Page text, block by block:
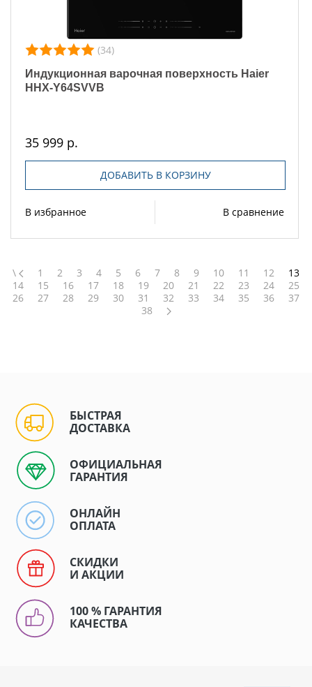
(34)
Индукционная варочная поверхность Haier
HHX-Y64SVVB
35 999 р.
ДОБАВИТЬ В КОРЗИНУ
В избранное В сравнение
\ 1 2 3 4 5 6 7 8 9 10 11 12
13
14
15 16 17 18 19 20 21 22 23 24
25
26
27 28 29 30 31 32 33 34 35 36
37
38
БЫСТРАЯ
ДОСТАВКА
ОФИЦИАЛЬНАЯ
ГАРАНТИЯ
ОНЛАЙН
ОПЛАТА
СКИДКИ
И АКЦИИ
100 % ГАРАНТИЯ
КАЧЕСТВА